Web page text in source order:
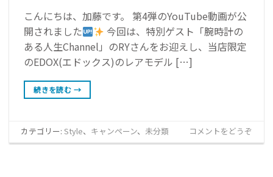
こんにちは、加藤です。 第4弾のYouTube動画が公
開されました
今回は、特別ゲスト「腕時計の
ある人生Channel」のRYさんをお迎えし、当店限定
のEDOX(エドックス)のレアモデル […]
続きを読む →
カテゴリー:Style、 キャンペーン、 未分類 コメントをどうぞ